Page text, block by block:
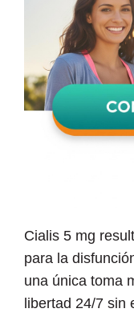
Cialis 5 mg
para la
una única toma
libertad 24/7 sin